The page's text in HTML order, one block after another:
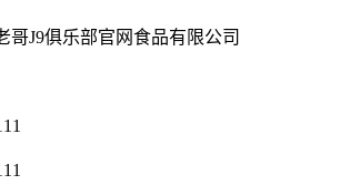
哥J9俱乐部官网食品有限公司